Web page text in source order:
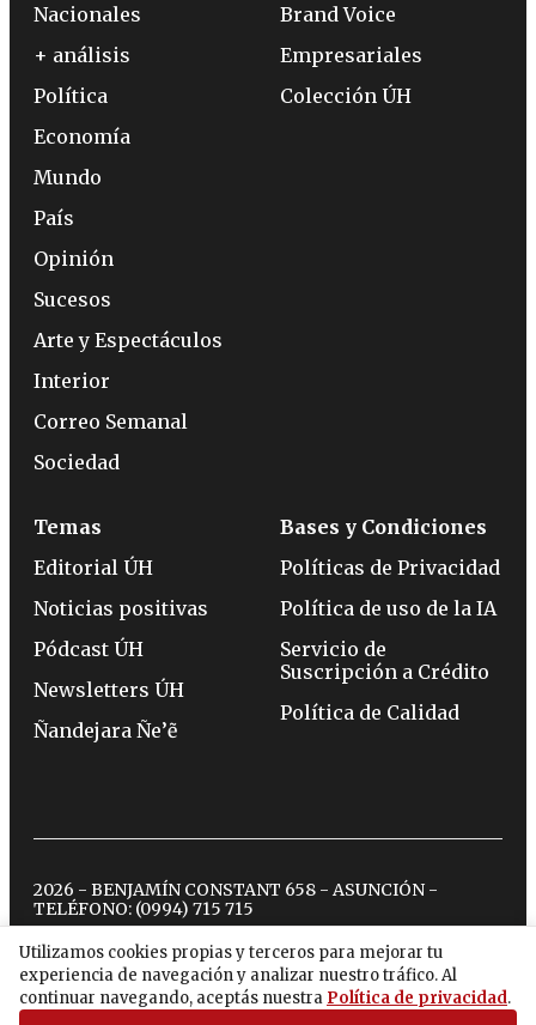
Utilizamos cookies propias y terceros para mejorar tu
experiencia de navegación y analizar nuestro tráfico. Al
continuar navegando, aceptás nuestra Política de privacidad.
Nacionales
+ análisis
Política
Economía
Mundo
País
Opinión
Sucesos
Arte y Espectáculos
Interior
Correo Semanal
Sociedad
Brand Voice
Empresariales
Colección ÚH
Temas
Editorial ÚH
Noticias positivas
Pódcast ÚH
Newsletters ÚH
Ñandejara Ñe’ẽ
Bases y Condiciones
Políticas de Privacidad
Política de uso de la IA
Servicio de
Suscripción a Crédito
Política de Calidad
2026 - BENJAMÍN CONSTANT 658 - ASUNCIÓN -
TELÉFONO: (0994) 715 715
twitterinstagram
facebook
tiktokyoutubespotify